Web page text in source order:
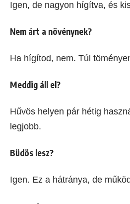
Igen, de nagyon hígítva, és
Nem árt a növénynek?
Ha hígítod, nem. Túl
Meddig áll el?
Hűvös helyen pár hétig
legjobb.
Büdös lesz?
Igen. Ez a hátránya, de